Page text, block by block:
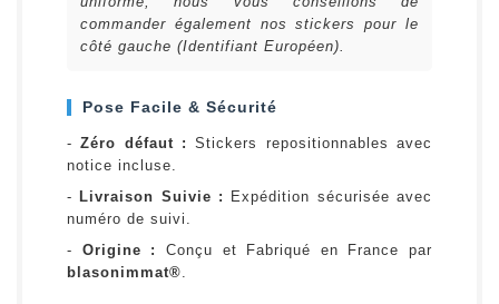
commander également nos stickers pour le
côté gauche (Identifiant Européen).
Pose Facile & Sécurité
-Zéro défaut : Stickers repositionnables avec
notice incluse.
- Livraison Suivie :
Expédition sécurisée avec
numéro de suivi.
- Origine :
Conçu et Fabriqué en France par
blasonimmat®.